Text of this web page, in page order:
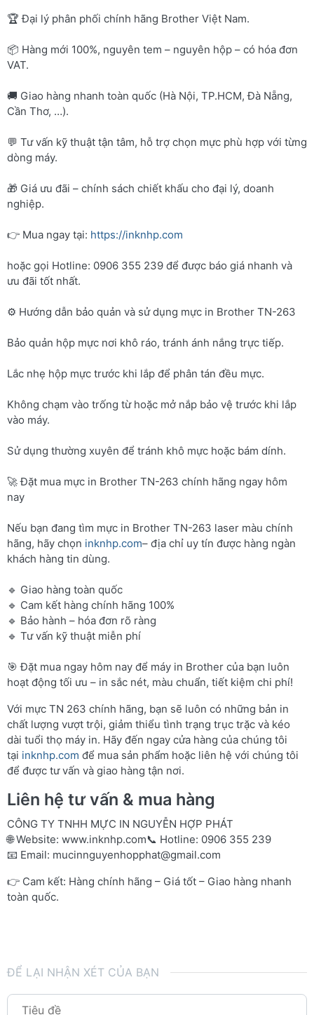
🏆 Đại lý phân phối chính hãng Brother Việt Nam.
📦 Hàng mới 100%, nguyên tem – nguyên hộp – có hóa đơn
VAT.
🚚 Giao hàng nhanh toàn quốc (Hà Nội, TP.HCM, Đà Nẵng,
Cần Thơ, …).
💬 Tư vấn kỹ thuật tận tâm, hỗ trợ chọn mực phù hợp với từng
dòng máy.
🎁 Giá ưu đãi – chính sách chiết khấu cho đại lý, doanh
nghiệp.
👉 Mua ngay tại: https://inknhp.com
hoặc gọi Hotline: 0906 355 239 để được báo giá nhanh và
ưu đãi tốt nhất.
⚙️ Hướng dẫn bảo quản và sử dụng mực in Brother TN-263
Bảo quản hộp mực nơi khô ráo, tránh ánh nắng trực tiếp.
Lắc nhẹ hộp mực trước khi lắp để phân tán đều mực.
Không chạm vào trống từ hoặc mở nắp bảo vệ trước khi lắp
vào máy.
Sử dụng thường xuyên để tránh khô mực hoặc bám dính.
🚀 Đặt mua mực in Brother TN-263 chính hãng ngay hôm
nay
Nếu bạn đang tìm mực in Brother TN-263 laser màu chính
hãng, hãy chọn inknhp.com– địa chỉ uy tín được hàng ngàn
khách hàng tin dùng.
🔹 Giao hàng toàn quốc
🔹 Cam kết hàng chính hãng 100%
🔹 Bảo hành – hóa đơn rõ ràng
🔹 Tư vấn kỹ thuật miễn phí
🎯 Đặt mua ngay hôm nay để máy in Brother của bạn luôn
hoạt động tối ưu – in sắc nét, màu chuẩn, tiết kiệm chi phí!
Với mực TN 263 chính hãng, bạn sẽ luôn có những bản in
chất lượng vượt trội, giảm thiểu tình trạng trục trặc và kéo
dài tuổi thọ máy in. Hãy đến ngay cửa hàng của chúng tôi
tại inknhp.com để mua sản phẩm hoặc liên hệ với chúng tôi
để được tư vấn và giao hàng tận nơi.
Liên hệ tư vấn & mua hàng
CÔNG TY TNHH MỰC IN NGUYỄN HỢP PHÁT
🌐 Website: www.inknhp.com📞 Hotline: 0906 355 239
📧 Email: mucinnguyenhopphat@gmail.com
👉 Cam kết: Hàng chính hãng – Giá tốt – Giao hàng nhanh
toàn quốc.
ĐỂ LẠI NHẬN XÉT CỦA BẠN